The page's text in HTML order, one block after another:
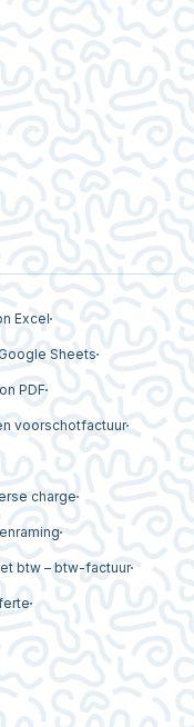
Excel
Sheets
PDF
voorschotfactuur
charge
btw – btw-factuur